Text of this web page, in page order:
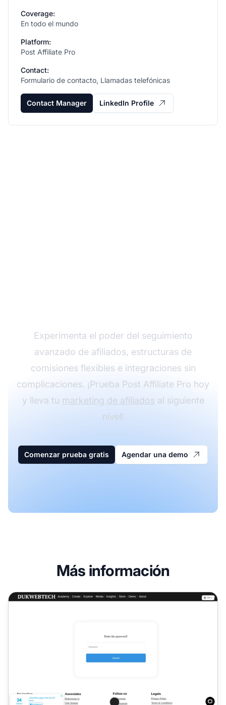
Coverage:
En todo el mundo
Platform:
Post Affiliate Pro
Contact:
Formulario de contacto, Llamadas telefónicas
Contact Manager LinkedIn Profile
Experimenta el poder del seguimiento
avanzado de afiliados, estructuras de
comisiones flexibles e integraciones sin
complicaciones. ¡Prueba Post Affiliate Pro hoy
y lleva tu marketing de afiliados al siguiente
nivel!
Comenzar prueba gratis Agendar una demo
Más información
Programa de Afiliados DUK